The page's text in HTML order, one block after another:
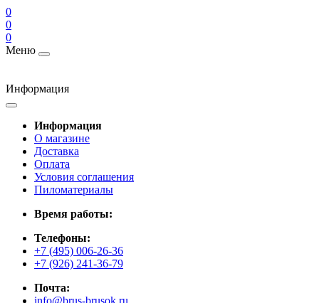
0
0
0
Меню
Информация
Информация
О магазине
Доставка
Оплата
Условия соглашения
Пиломатериалы
Время работы:
Телефоны:
+7 (495) 006-26-36
+7 (926) 241-36-79
Почта:
info@brus-brusok.ru